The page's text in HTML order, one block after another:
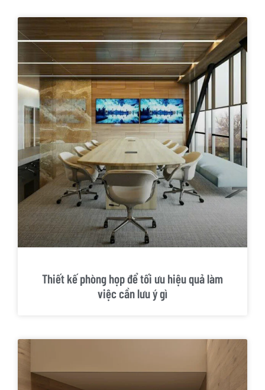
Thiết kế phòng họp để tối ưu hiệu quả làm
việc cần lưu ý gì